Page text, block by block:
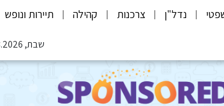
נדל"ן צרכנות קהילה תיירות ונופש
שבת, 08.08.2026